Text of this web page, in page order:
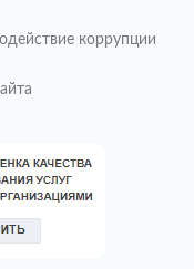
коррупции